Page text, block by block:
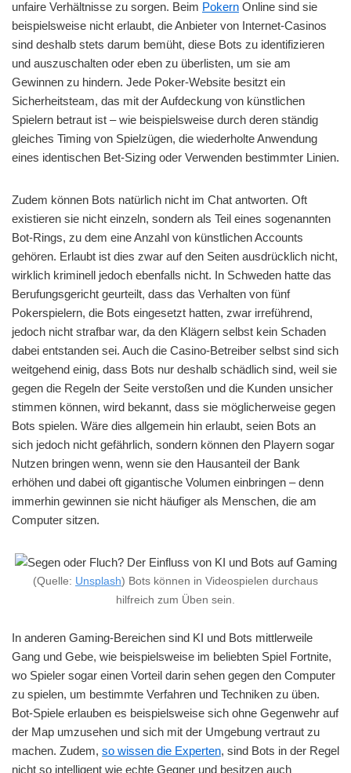
unfaire Verhältnisse zu sorgen. Beim Pokern Online sind sie
beispielsweise nicht erlaubt, die Anbieter von Internet-Casinos
sind deshalb stets darum bemüht, diese Bots zu identifizieren
und auszuschalten oder eben zu überlisten, um sie am
Gewinnen zu hindern. Jede Poker-Website besitzt ein
Sicherheitsteam, das mit der Aufdeckung von künstlichen
Spielern betraut ist – wie beispielsweise durch deren ständig
gleiches Timing von Spielzügen, die wiederholte Anwendung
eines identischen Bet-Sizing oder Verwenden bestimmter Linien.
Zudem können Bots natürlich nicht im Chat antworten. Oft
existieren sie nicht einzeln, sondern als Teil eines sogenannten
Bot-Rings, zu dem eine Anzahl von künstlichen Accounts
gehören. Erlaubt ist dies zwar auf den Seiten ausdrücklich nicht,
wirklich kriminell jedoch ebenfalls nicht. In Schweden hatte das
Berufungsgericht geurteilt, dass das Verhalten von fünf
Pokerspielern, die Bots eingesetzt hatten, zwar irreführend,
jedoch nicht strafbar war, da den Klägern selbst kein Schaden
dabei entstanden sei. Auch die Casino-Betreiber selbst sind sich
weitgehend einig, dass Bots nur deshalb schädlich sind, weil sie
gegen die Regeln der Seite verstoßen und die Kunden unsicher
stimmen können, wird bekannt, dass sie möglicherweise gegen
Bots spielen. Wäre dies allgemein hin erlaubt, seien Bots an
sich jedoch nicht gefährlich, sondern können den Playern sogar
Nutzen bringen wenn, wenn sie den Hausanteil der Bank
erhöhen und dabei oft gigantische Volumen einbringen – denn
immerhin gewinnen sie nicht häufiger als Menschen, die am
Computer sitzen.
(Quelle: Unsplash) Bots können in Videospielen durchaus
hilfreich zum Üben sein.
In anderen Gaming-Bereichen sind KI und Bots mittlerweile
Gang und Gebe, wie beispielsweise im beliebten Spiel Fortnite,
wo Spieler sogar einen Vorteil darin sehen gegen den Computer
zu spielen, um bestimmte Verfahren und Techniken zu üben.
Bot-Spiele erlauben es beispielsweise sich ohne Gegenwehr auf
der Map umzusehen und sich mit der Umgebung vertraut zu
machen. Zudem, so wissen die Experten, sind Bots in der Regel
nicht so intelligent wie echte Gegner und besitzen auch